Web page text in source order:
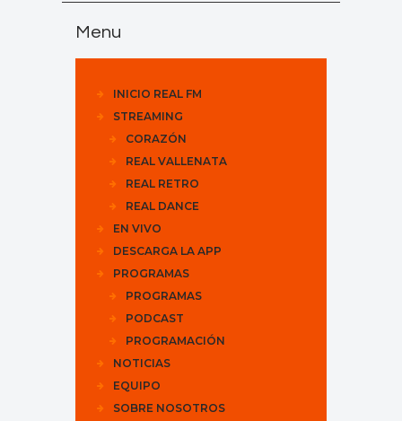
Menu
INICIO REAL FM
STREAMING
CORAZÓN
REAL VALLENATA
REAL RETRO
REAL DANCE
EN VIVO
DESCARGA LA APP
PROGRAMAS
PROGRAMAS
PODCAST
PROGRAMACIÓN
NOTICIAS
EQUIPO
SOBRE NOSOTROS